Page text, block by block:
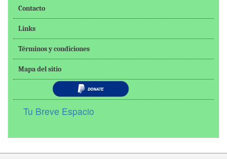
Contacto
Links
Términos y condiciones
Mapa del sitio
Tu Breve Espacio